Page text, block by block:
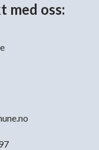
med oss: